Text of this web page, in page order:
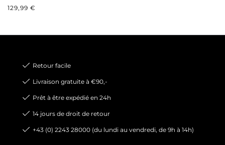
PRIX RÉGULIER :
129,99 €
Retour facile
Livraison gratuite à €90,-
Prêt à être expédié en 24h
14 jours de droit de retour
+43 (0) 2243 28000 (du lundi au vendredi, de 9h à 14h)